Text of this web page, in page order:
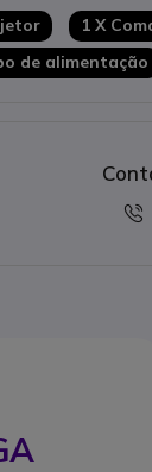
IP6X
1 X
de alimentação